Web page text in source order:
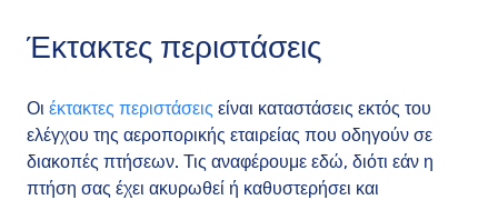
Έκτακτες περιστάσεις
Οι έκτακτες περιστάσεις είναι καταστάσεις εκτός του
ελέγχου της αεροπορικής εταιρείας που οδηγούν σε
διακοπές πτήσεων. Τις αναφέρουμε εδώ, διότι εάν η
πτήση σας έχει ακυρωθεί ή καθυστερήσει και